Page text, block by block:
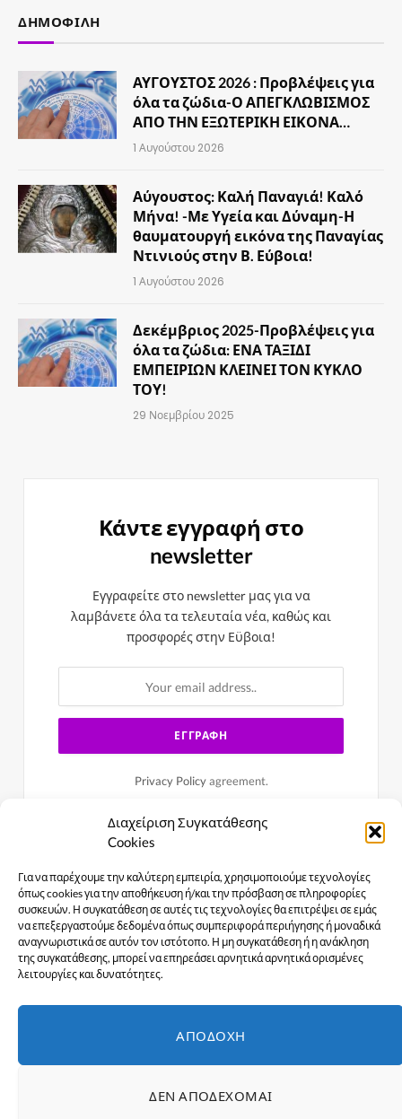
Διαχείριση Συγκατάθεσης
Cookies
Για να παρέχουμε την καλύτερη εμπειρία, χρησιμοποιούμε τεχνολογίες
όπως cookies για την αποθήκευση ή/και την πρόσβαση σε πληροφορίες
συσκευών. Η συγκατάθεση σε αυτές τις τεχνολογίες θα επιτρέψει σε εμάς
να επεξεργαστούμε δεδομένα όπως συμπεριφορά περιήγησης ή μοναδικά
αναγνωριστικά σε αυτόν τον ιστότοπο. Η μη συγκατάθεση ή η ανάκληση
της συγκατάθεσης, μπορεί να επηρεάσει αρνητικά αρνητικά ορισμένες
λειτουργίες και δυνατότητες.
ΑΠΟΔΟΧΉ
ΔΕΝ ΑΠΟΔΈΧΟΜΑΙ
ΔΗΜΟΦΙΛΉ
ΑΥΓΟΥΣΤΟΣ 2026 : Προβλέψεις για
όλα τα ζώδια-Ο ΑΠΕΓΚΛΩΒΙΣΜΟΣ
ΑΠΟ ΤΗΝ ΕΞΩΤΕΡΙΚΗ ΕΙΚΟΝΑ…
1 Αυγούστου 2026
Αύγουστος: Καλή Παναγιά! Καλό
Μήνα! -Με Υγεία και Δύναμη-Η
θαυματουργή εικόνα της Παναγίας
Ντινιούς στην Β. Εύβοια!
1 Αυγούστου 2026
Δεκέμβριος 2025-Προβλέψεις για
όλα τα ζώδια: ΕΝΑ ΤΑΞΙΔΙ
ΕΜΠΕΙΡΙΩΝ ΚΛΕΙΝΕΙ ΤΟΝ ΚΥΚΛΟ
ΤΟΥ!
29 Νοεμβρίου 2025
Κάντε εγγραφή στο
newsletter
Εγγραφείτε στο newsletter μας για να
λαμβάνετε όλα τα τελευταία νέα, καθώς και
προσφορές στην Εϋβοια!
Privacy Policyagreement.
FacebookX
Instagram